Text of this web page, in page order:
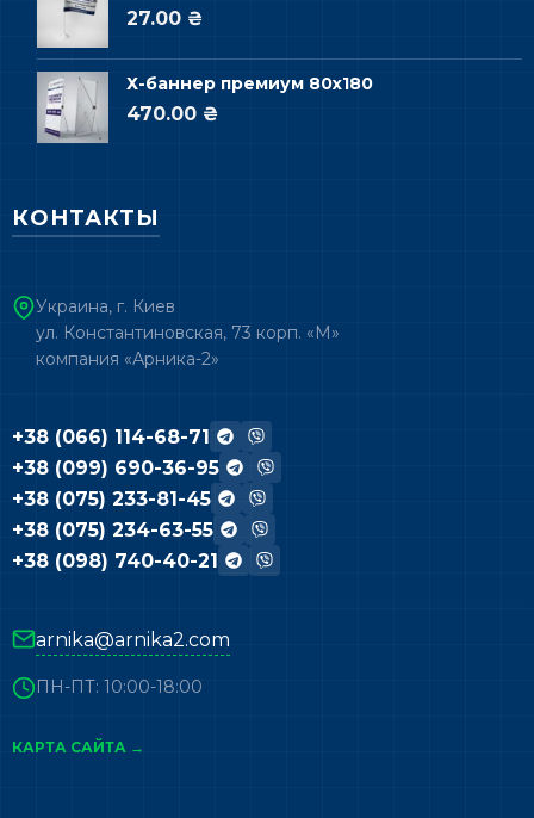
27.00 ₴
Х-баннер премиум 80х180
470.00 ₴
КОНТАКТЫ
Украина, г. Киев
ул. Константиновская, 73 корп. «М»
компания «Арника-2»
+38 (066) 114-68-71
+38 (099) 690-36-95
+38 (075) 233-81-45
+38 (075) 234-63-55
+38 (098) 740-40-21
arnika@arnika2.com
ПН-ПТ: 10:00-18:00
КАРТА САЙТА →